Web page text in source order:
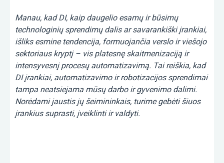
Manau, kad DI, kaip daugelio esamų ir būsimų
technologinių sprendimų dalis ar savarankiški įrankiai,
išliks esmine tendencija, formuojančia verslo ir viešojo
sektoriaus kryptį – vis platesnę skaitmenizaciją ir
intensyvesnį procesų automatizavimą. Tai reiškia, kad
DI įrankiai, automatizavimo ir robotizacijos sprendimai
tampa neatsiejama mūsų darbo ir gyvenimo dalimi.
Norėdami jaustis jų šeimininkais, turime gebėti šiuos
įrankius suprasti, įveiklinti ir valdyti.